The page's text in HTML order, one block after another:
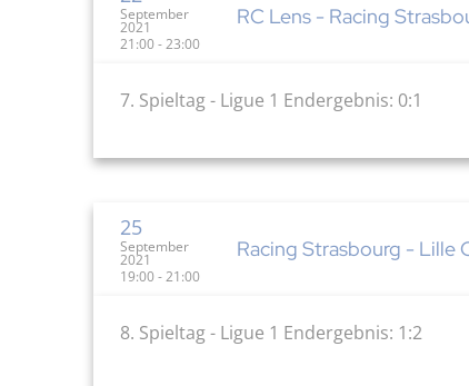
September
2021
21:00 - 23:00
RC Lens - Racing
7. Spieltag - Ligue 1 Endergebnis: 0:1
25
September
2021
19:00 - 21:00
Racing Strasbourg - Lille
8. Spieltag - Ligue 1 Endergebnis: 1:2